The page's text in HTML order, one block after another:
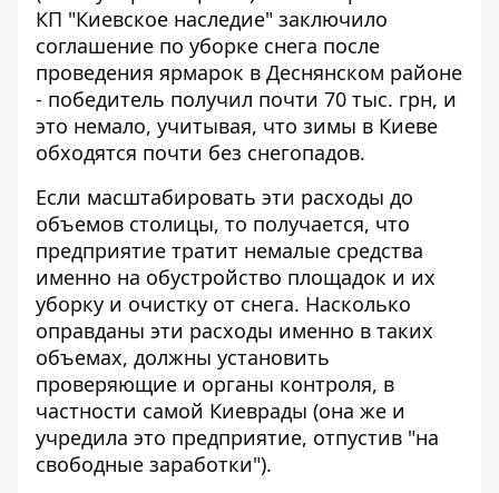
КП "Киевское наследие" заключило
соглашение по уборке снега после
проведения ярмарок в Деснянском районе
- победитель получил почти 70 тыс. грн, и
это немало, учитывая, что зимы в Киеве
обходятся почти без снегопадов.
Если масштабировать эти расходы до
объемов столицы, то получается, что
предприятие тратит немалые средства
именно на обустройство площадок и их
уборку и очистку от снега. Насколько
оправданы эти расходы именно в таких
объемах, должны установить
проверяющие и органы контроля, в
частности самой Киеврады (она же и
учредила это предприятие, отпустив "на
свободные заработки").